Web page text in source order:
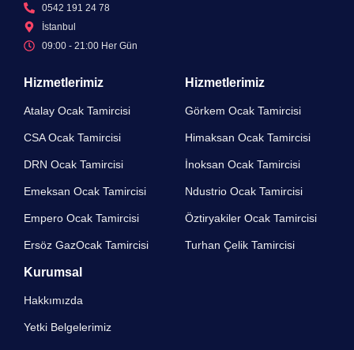
0542 191 24 78
İstanbul
09:00 - 21:00 Her Gün​
Hizmetlerimiz
Atalay Ocak Tamircisi
CSA Ocak Tamircisi
DRN Ocak Tamircisi​
Emeksan Ocak Tamircisi​
Empero Ocak Tamircisi​
Ersöz GazOcak Tamircisi​
Hizmetlerimiz
Görkem Ocak Tamircisi
Himaksan Ocak Tamircisi
İnoksan Ocak Tamircisi
Ndustrio Ocak Tamircisi
Öztiryakiler Ocak Tamircisi
Turhan Çelik Tamircisi
Kurumsal
Hakkımızda
Yetki Belgelerimiz